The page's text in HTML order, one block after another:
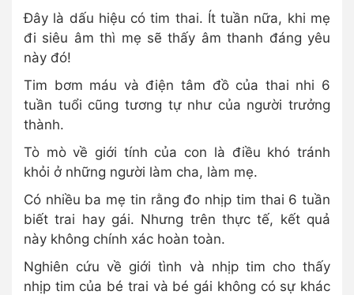
Đây là dấu hiệu có tim thai. Ít tuần nữa, khi mẹ
đi siêu âm thì mẹ sẽ thấy âm thanh đáng yêu
này đó!
Tim bơm máu và điện tâm đồ của thai nhi 6
tuần tuổi cũng tương tự như của người trưởng
thành.
Tò mò về giới tính của con là điều khó tránh
khỏi ở những người làm cha, làm mẹ.
Có nhiều ba mẹ tin rằng đo nhịp tim thai 6 tuần
biết trai hay gái. Nhưng trên thực tế, kết quả
này không chính xác hoàn toàn.
Nghiên cứu về giới tình và nhịp tim cho thấy
nhịp tim của bé trai và bé gái không có sự khác